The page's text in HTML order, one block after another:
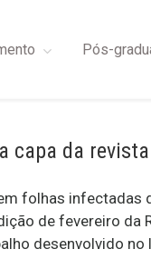
Pós-
capa da
folhas infectadas
de fevereiro da
desenvolvido no